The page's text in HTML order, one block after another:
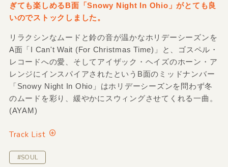
ぎても楽しめるB面「Snowy Night In Ohio」がとても良
いのでストックしました。
リラクシンなムードと鈴の音が温かなホリデーシーズンを
A面「I Can't Wait (For Christmas Time)」と、ゴスペル・
レコードへの愛、そしてアイザック・ヘイズのホーン・ア
レンジにインスパイアされたというB面のミッドナンバー
「Snowy Night In Ohio」はホリデーシーズンを問わず冬
のムードを彩り、緩やかにスウィングさせてくれる一曲。
(AYAM)
Track List
#SOUL